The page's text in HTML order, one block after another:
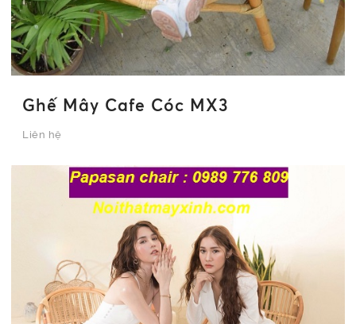
Ghế Mây Cafe Cóc MX3
Liên hệ